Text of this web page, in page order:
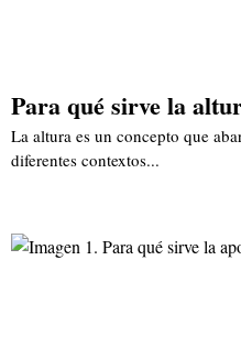
Para qué sirve la
La altura es un concepto que
diferentes contextos...